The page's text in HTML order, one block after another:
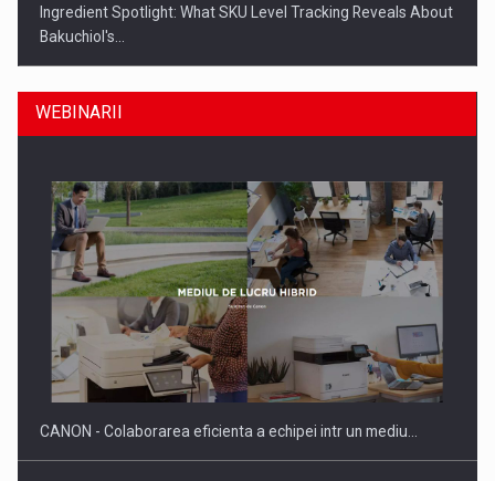
Ingredient Spotlight: What SKU Level Tracking Reveals About
Bakuchiol's…
Producatorii si comerciantii care nu se supun noilor
reglementari…
WEBINARII
CANON - Colaborarea eficienta a echipei intr un mediu…